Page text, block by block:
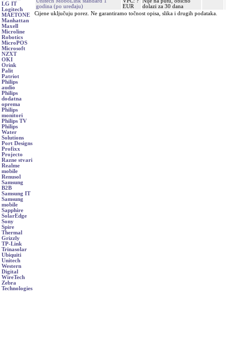
LG IT
Logitech
MAETONE
Manhattan
Maxell
Microline
Robotics
MicroPOS
Microsoft
NZXT
OKI
Orink
Palit
Patriot
Philips
audio
Philips
dodatna
oprema
Philips
monitori
Philips TV
Philips
Water
Solutions
Port Designs
Profixx
Projecto
Razne stvari
Realme
mobile
Renusol
Samsung
B2B
Samsung IT
Samsung
mobile
Sapphire
SolarEdge
Sony
Spire
Thermal
Grizzly
TP-Link
Trinasolar
Ubiquiti
Unitech
Western
Digital
WireTech
Zebra
Technologies
godina (po uređaju)
EUR
dolazi za 30 dana
Cijene uključuju porez. Ne garantiramo točnost opisa, slika i drugih podataka.